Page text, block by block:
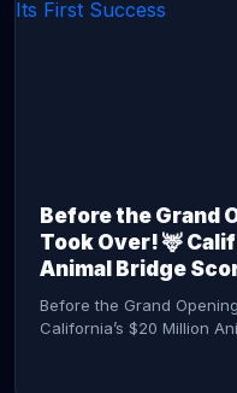
Before the Grand
Took Over! 🦌
Animal Bridge
Before the Grand
California’s $20 Million